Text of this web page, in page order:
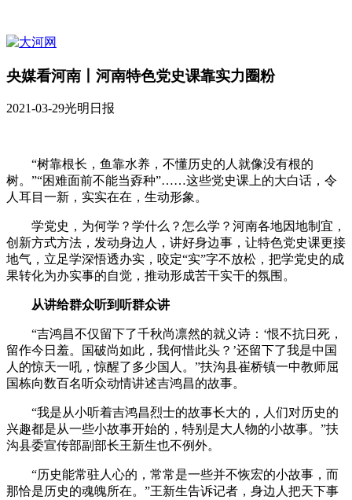
央媒看河南丨河南特色党史课靠实力圈粉
2021-03-29光明日报
“树靠根长，鱼靠水养，不懂历史的人就像没有根的
树。”“困难面前不能当孬种”……这些党史课上的大白话，令
人耳目一新，实实在在，生动形象。
学党史，为何学？学什么？怎么学？河南各地因地制宜，
创新方式方法，发动身边人，讲好身边事，让特色党史课更接
地气，立足学深悟透办实，咬定“实”字不放松，把学党史的成
果转化为办实事的自觉，推动形成苦干实干的氛围。
从讲给群众听到听群众讲
“吉鸿昌不仅留下了千秋尚凛然的就义诗：‘恨不抗日死，
留作今日羞。国破尚如此，我何惜此头？’还留下了我是中国
人的惊天一吼，惊醒了多少国人。”扶沟县崔桥镇一中教师屈
国栋向数百名听众动情讲述吉鸿昌的故事。
“我是从小听着吉鸿昌烈士的故事长大的，人们对历史的
兴趣都是从一些小故事开始的，特别是大人物的小故事。”扶
沟县委宣传部副部长王新生也不例外。
“历史能常驻人心的，常常是一些并不恢宏的小故事，而
那恰是历史的魂魄所在。”王新生告诉记者，身边人把天下事